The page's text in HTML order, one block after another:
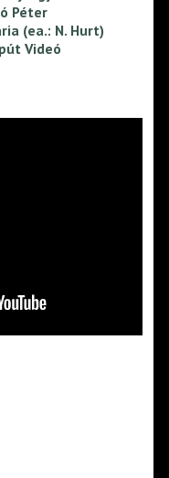
Péter
(ea.: N. Hurt)
Videó